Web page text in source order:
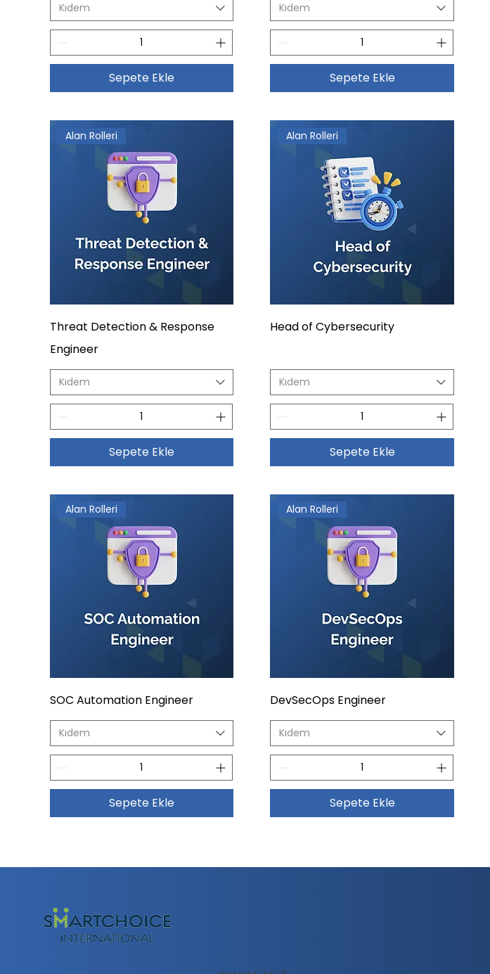
Kıdem
Sepete Ekle
Kıdem
Sepete Ekle
Alan Rolleri
Threat Detection & Response
Engineer
Kıdem
Sepete Ekle
Alan Rolleri
Head of Cybersecurity
Kıdem
Sepete Ekle
Alan Rolleri
SOC Automation Engineer
Kıdem
Sepete Ekle
Alan Rolleri
DevSecOps Engineer
Kıdem
Sepete Ekle